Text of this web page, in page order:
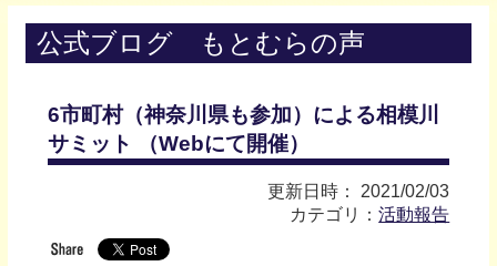
公式ブログ もとむらの声
6市町村（神奈川県も参加）による相模川
サミット （Webにて開催）
更新日時： 2021/02/03
カテゴリ：活動報告